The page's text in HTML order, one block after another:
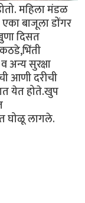
महिला मंडळ
बाजूला डोंगर
दिसत
अन्य सुरक्षा
आणी दरीची
येत होते.खुप
घोळू लागले.